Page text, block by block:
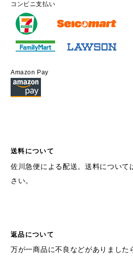
コンビニ支払い
Amazon Pay
送料について
佐川急便による配送。送料について
さい。
返品について
万が一商品に不良などがありました